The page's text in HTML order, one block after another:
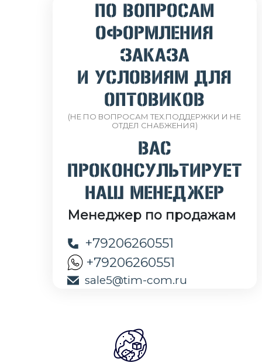
ПО ВОПРОСАМ
ОФОРМЛЕНИЯ
ЗАКАЗА
И УСЛОВИЯМ ДЛЯ
ОПТОВИКОВ
(НЕ ПО ВОПРОСАМ ТЕХ.ПОДДЕРЖКИ И НЕ
ОТДЕЛ СНАБЖЕНИЯ)
ВАС
ПРОКОНСУЛЬТИРУЕТ
НАШ МЕНЕДЖЕР
Менеджер по продажам
+79206260551
+79206260551
sale5@tim-com.ru